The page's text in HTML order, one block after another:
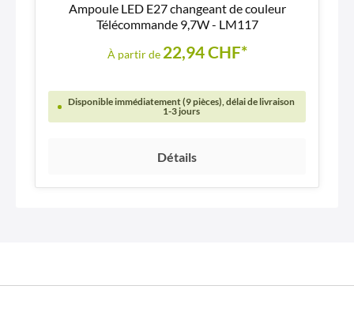
Ampoule LED E27 changeant de couleur
Télécommande 9,7W - LM117
À partir de 22,94 CHF*
Disponible immédiatement (9 pièces), délai de livraison
1-3 jours
Détails